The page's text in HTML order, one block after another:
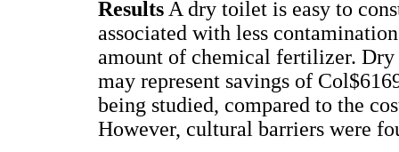
ResultsA dry toilet is easy to
associated with less
amount of chemical fertilizer. Dry
may represent savings of
being studied, compared to the
However, cultural barriers were